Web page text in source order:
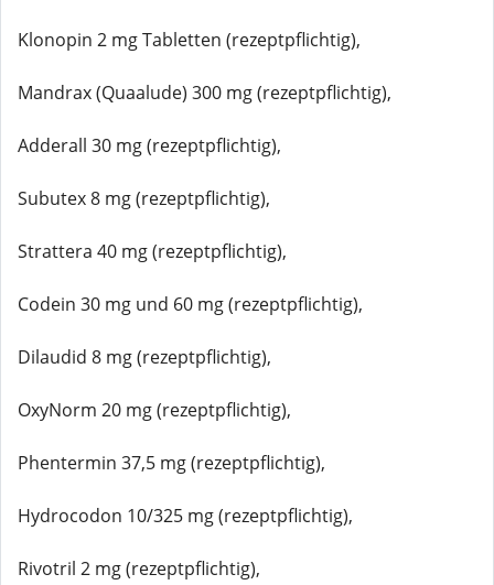
Klonopin 2 mg Tabletten (rezeptpflichtig),
Mandrax (Quaalude) 300 mg (rezeptpflichtig),
Adderall 30 mg (rezeptpflichtig),
Subutex 8 mg (rezeptpflichtig),
Strattera 40 mg (rezeptpflichtig),
Codein 30 mg und 60 mg (rezeptpflichtig),
Dilaudid 8 mg (rezeptpflichtig),
OxyNorm 20 mg (rezeptpflichtig),
Phentermin 37,5 mg (rezeptpflichtig),
Hydrocodon 10/325 mg (rezeptpflichtig),
Rivotril 2 mg (rezeptpflichtig),